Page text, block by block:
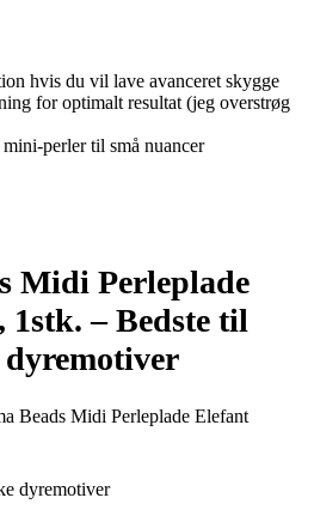
hvis du vil lave avanceret skygge
for optimalt resultat (jeg overstrøg
perler til små nuancer
Midi Perleplade
1stk. –Bedste til
dyremotiver